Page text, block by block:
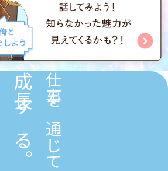
仕事を通じて
成長する。